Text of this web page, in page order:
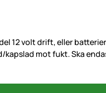
12 volt drift, eller
mot fukt. Ska